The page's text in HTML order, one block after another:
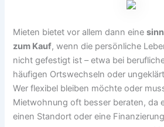
Mieten bietet vor allem dann eine
zum Kauf, wenn die persönliche
nicht gefestigt ist – etwa bei
häufigen Ortswechseln oder
Wer flexibel bleiben möchte oder
Mietwohnung oft besser beraten, da
einen Standort oder eine